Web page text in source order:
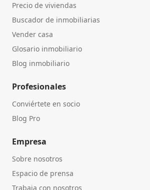
Precio de viviendas
Buscador de inmobiliarias
Vender casa
Glosario inmobiliario
Blog inmobiliario
Profesionales
Conviértete en socio
Blog Pro
Empresa
Sobre nosotros
Espacio de prensa
Trabaja con nosotros